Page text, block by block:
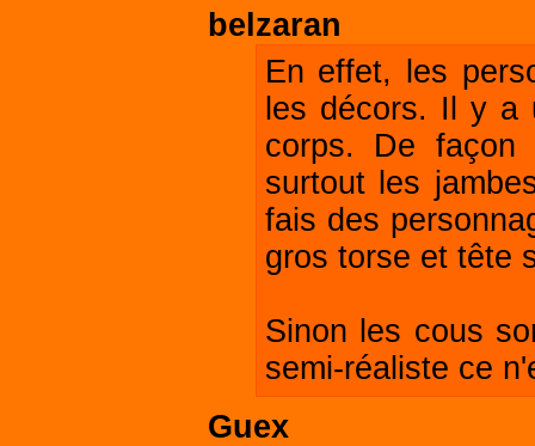
belzaran
En effet, les
les décors. Il y a
corps. De
surtout les
fais des
gros torse et tête
Sinon les cous
semi-réaliste ce
Guex